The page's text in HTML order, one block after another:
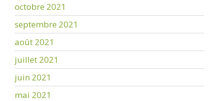
octobre 2021
septembre 2021
août 2021
juillet 2021
juin 2021
mai 2021